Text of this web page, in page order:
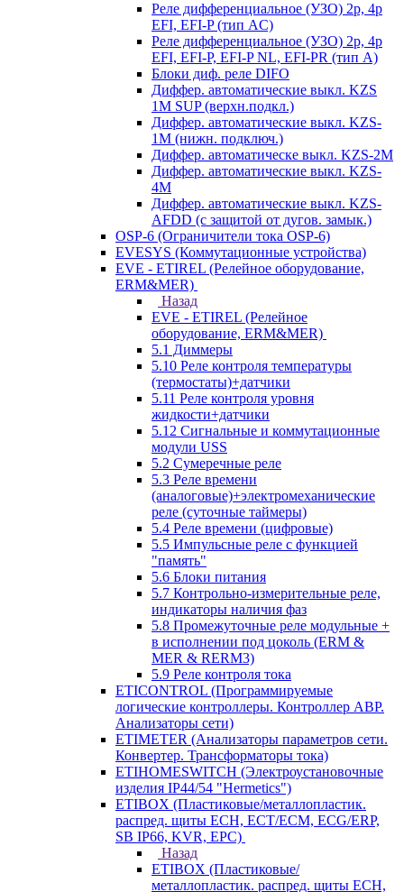
Реле дифференциальное (УЗО) 2р, 4р
EFI, EFI-P (тип AС)
Реле дифференциальное (УЗО) 2р, 4р
EFI, EFI-P, EFI-P NL, EFI-PR (тип A)
Блоки диф. реле DIFO
Диффер. автоматические выкл. KZS
1M SUP (верхн.подкл.)
Диффер. автоматические выкл. KZS-
1M (нижн. подключ.)
Диффер. автоматическе выкл. KZS-2M
Диффер. автоматические выкл. KZS-
4M
Диффер. автоматические выкл. KZS-
AFDD (с защитой от дугов. замык.)
OSP-6 (Ограничители тока OSP-6)
EVESYS (Коммутационные устройства)
EVE - ETIREL (Релейное оборудование,
ERM&MER)
Назад
EVE - ETIREL (Релейное
оборудование, ERM&MER)
5.1 Диммеры
5.10 Реле контроля температуры
(термостаты)+датчики
5.11 Реле контроля уровня
жидкости+датчики
5.12 Сигнальные и коммутационные
модули USS
5.2 Сумеречные реле
5.3 Реле времени
(аналоговые)+электромеханические
реле (суточные таймеры)
5.4 Реле времени (цифровые)
5.5 Импульсные реле с функцией
"память"
5.6 Блоки питания
5.7 Контрольно-измерительные реле,
индикаторы наличия фаз
5.8 Промежуточные реле модульные +
в исполнении под цоколь (ERM &
MER & RERM3)
5.9 Реле контроля тока
ETICONTROL (Программируемые
логические контроллеры. Контроллер АВР.
Анализаторы сети)
ETIMETER (Анализаторы параметров сети.
Конвертер. Трансформаторы тока)
ETIHOMESWITCH (Электроустановочные
изделия IP44/54 "Hermetics")
ETIBOX (Пластиковые/металлопластик.
распред. щиты ECH, ECT/ECM, ECG/ERP,
SB IP66, KVR, EPC)
Назад
ETIBOX (Пластиковые/
металлопластик. распред. щиты ECH,